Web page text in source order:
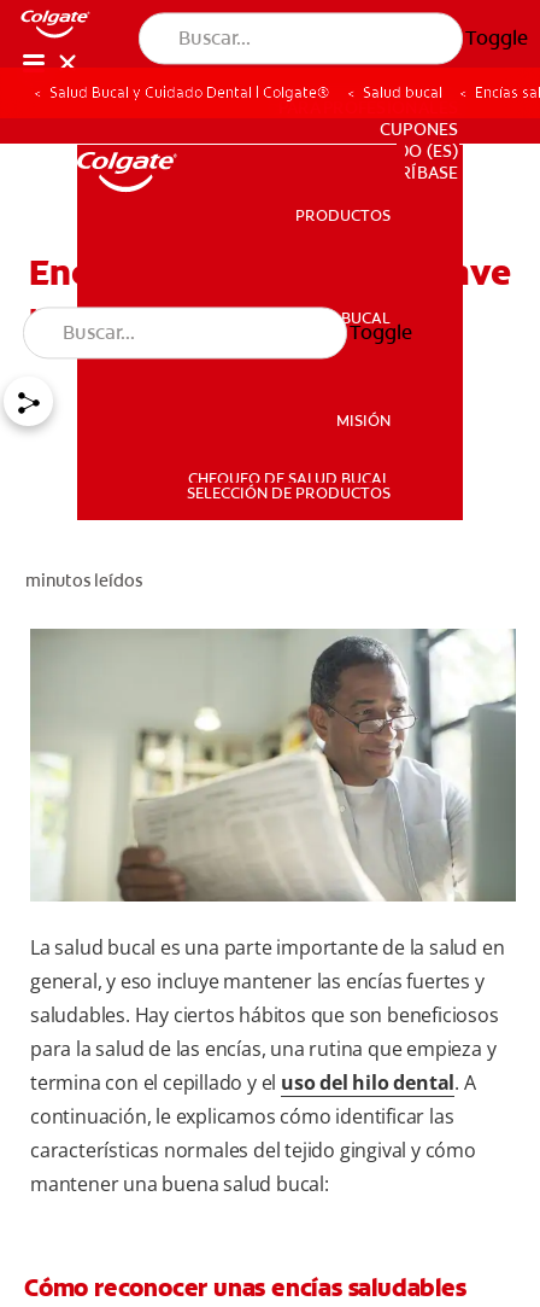
Toggle
SALUD BUCAL
PARA PROFESIONALES
CUPONES
DO (ES)
SUSCRÍBASE
PARA PROFESIONALES
CUPONES
DO (ES)
SUSCRÍBASE
PRODUCTOS
SALUD BUCAL
MISIÓN
CHEQUEO DE SALUD BUCAL
SELECCIÓN DE PRODUCTOS
Toggle
Salud Bucal y Cuidado Dental | Colgate® Salud bucal Encías
Encías saludables: Una clave
para la salud en general
minutos leídos
La salud bucal es una parte importante de la salud en
general, y eso incluye mantener las encías fuertes y
saludables. Hay ciertos hábitos que son beneficiosos
para la salud de las encías, una rutina que empieza y
termina con el cepillado y el uso del hilo dental. A
continuación, le explicamos cómo identificar las
características normales del tejido gingival y cómo
mantener una buena salud bucal:
Cómo reconocer unas encías saludables